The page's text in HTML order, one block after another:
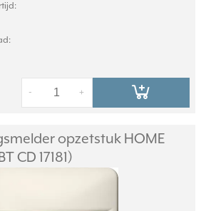
+
-
opzetstuk HOME
CD 17181)